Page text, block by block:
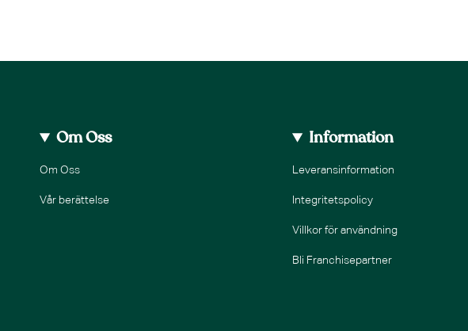
Om Oss
Om Oss
Vår berättelse
Information
Leveransinformation
Integritetspolicy
Villkor för användning
Bli Franchisepartner